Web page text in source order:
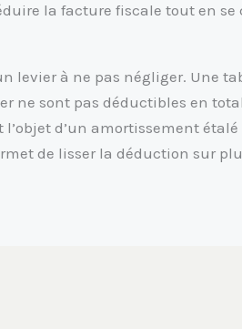
la facture fiscale tout en
levier à ne pas négliger. Une
ne sont pas déductibles en
d’un amortissement
de lisser la déduction sur